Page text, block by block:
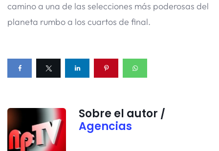
camino a una de las selecciones más poderosas del
planeta rumbo a los cuartos de final.
Sobre el autor /
Agencias